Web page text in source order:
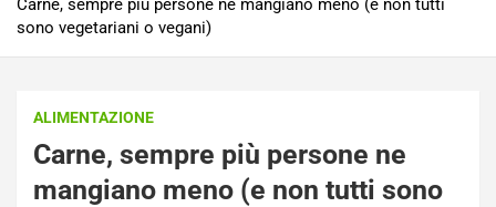
Carne, sempre più persone ne mangiano meno (e non tutti
sono vegetariani o vegani)
ALIMENTAZIONE
Carne, sempre più persone ne
mangiano meno (e non tutti sono